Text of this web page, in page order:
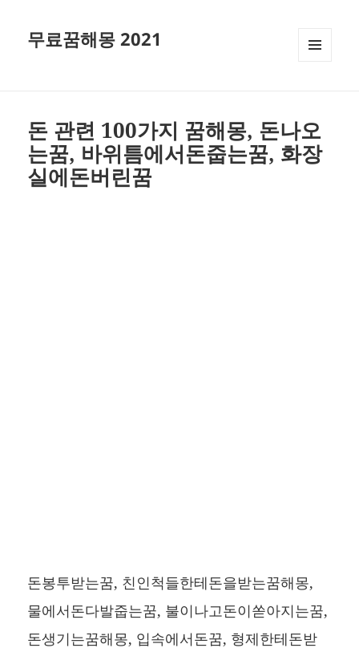
무료꿈해몽 2021
돈 관련 100가지 꿈해몽, 돈나오
는꿈, 바위틈에서돈줍는꿈, 화장
실에돈버린꿈
돈봉투받는꿈, 친인척들한테돈을받는꿈해몽,
물에서돈다발줍는꿈, 불이나고돈이쏟아지는꿈,
돈생기는꿈해몽, 입속에서돈꿈, 형제한테돈받